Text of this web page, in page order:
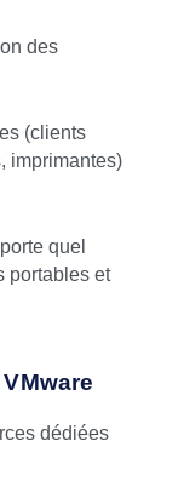
des
(clients
imprimantes)
quel
portables et
dédiées